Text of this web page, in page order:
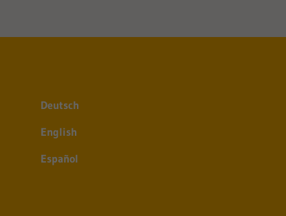
Deutsch
English
Español